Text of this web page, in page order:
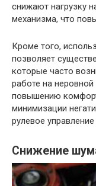
снижают нагрузку
механизма, что
Кроме того,
позволяет
которые часто
работе на
повышению
минимизации
рулевое
Снижение